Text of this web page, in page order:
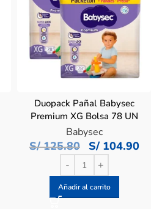
Duopack Pañal Babysec
Premium XG Bolsa 78 UN
(Packetón)
Babysec
S/125.80 S/104.90
Añadir al carrito